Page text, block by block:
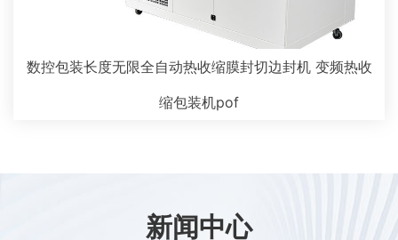
数控包装长度无限全自动热收缩膜封切边封机 变频热收
缩包装机pof
新闻中心